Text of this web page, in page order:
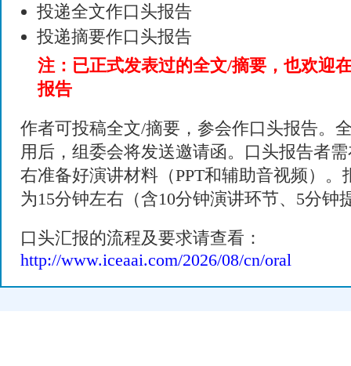
投递全文作口头报告
投递摘要作口头报告
注：已正式发表过的全文/摘要，也欢迎
报告
作者可投稿全文/摘要，参会作口头报告。
用后，组委会将发送邀请函。口头报告者
右准备好演讲材料（PPT和辅助音视频）。
为15分钟左右（含10分钟演讲环节、5分钟
口头汇报的流程及要求请查看：
http://www.iceaai.com/2026/08/cn/oral